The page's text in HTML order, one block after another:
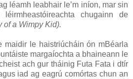
léamh leabhair le’m iníon, mar sin
chugainn de
of a Wimpy Kid).
maidir le haistriúcháin ón mBéarla
margaíochta a bhaineann le
ach gur tháinig Futa Fata i dtír
iad ag eagrú comórtas chun an